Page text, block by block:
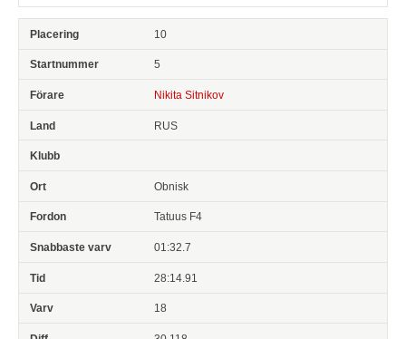
10
5
Nikita Sitnikov
RUS
Obnisk
Tatuus F4
01:32.7
28:14.91
18